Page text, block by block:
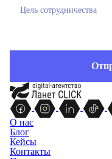
О нас
Блог
Кейсы
Контакты